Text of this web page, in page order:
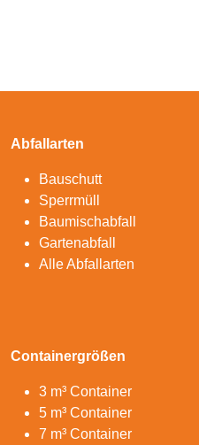
Abfallarten
Bauschutt
Sperrmüll
Baumischabfall
Gartenabfall
Alle Abfallarten
Containergrößen
3 m³ Container
5 m³ Container
7 m³ Container